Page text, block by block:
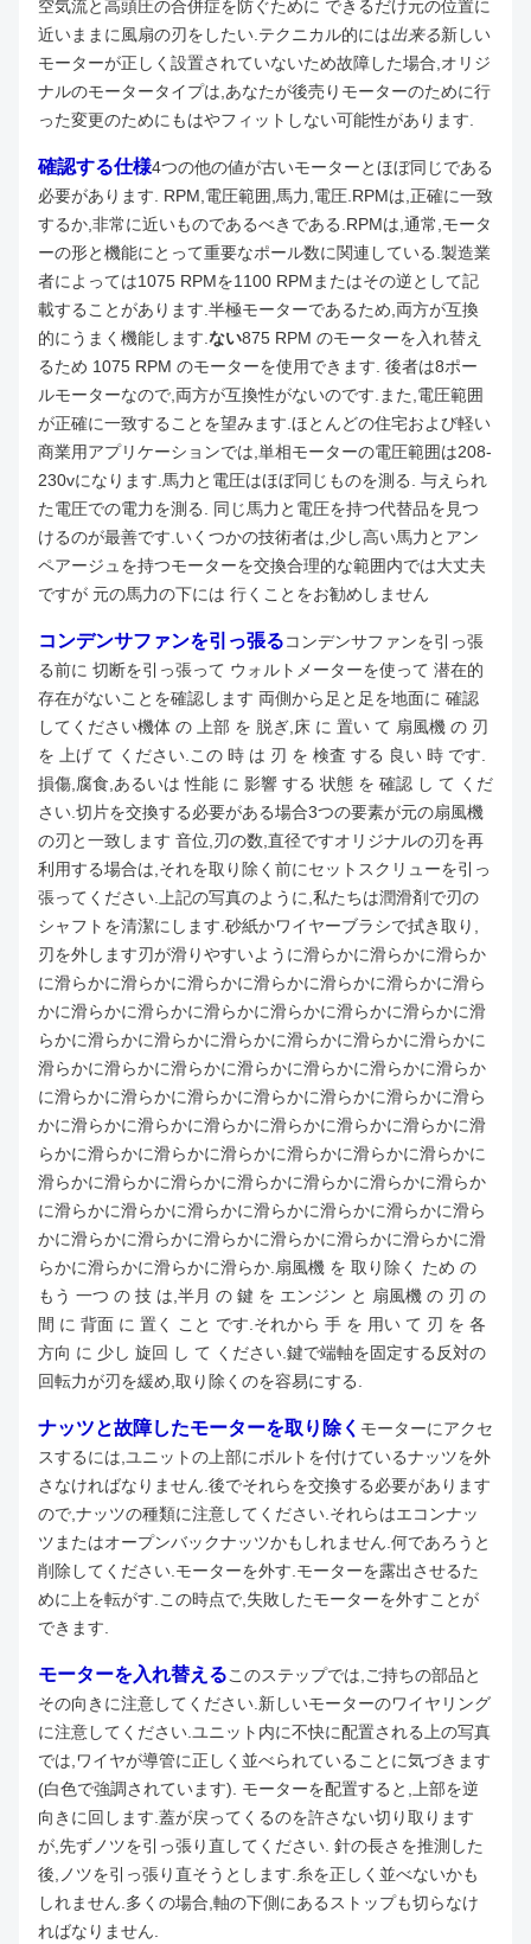
空気流と高頭圧の合併症を防ぐために できるだけ元の位置に
近いままに風扇の刃をしたい. テクニカル的には出来る新しい
モーターが正しく設置されていないため故障した場合,オリジ
ナルのモータータイプは,あなたが後売りモーターのために行
った変更のためにもはやフィットしない可能性があります.
確認する仕様4つの他の値が古いモーターとほぼ同じである
必要があります. RPM,電圧範囲,馬力,電圧. RPMは,正確に一致
するか,非常に近いものであるべきである.RPMは,通常,モータ
ーの形と機能にとって重要なポール数に関連している.製造業
者によっては1075 RPMを1100 RPMまたはその逆として記
載することがあります.半極モーターであるため,両方が互換
的にうまく機能します. ない875 RPM のモーターを入れ替え
るため 1075 RPM のモーターを使用できます. 後者は8ポー
ルモーターなので,両方が互換性がないのです. また,電圧範囲
が正確に一致することを望みます.ほとんどの住宅および軽い
商業用アプリケーションでは,単相モーターの電圧範囲は208-
230vになります. 馬力と電圧はほぼ同じものを測る. 与えられ
た電圧での電力を測る. 同じ馬力と電圧を持つ代替品を見つ
けるのが最善です.いくつかの技術者は,少し高い馬力とアン
ペアージュを持つモーターを交換合理的な範囲内では大丈夫
ですが 元の馬力の下には 行くことをお勧めしません
コンデンサファンを引っ張るコンデンサファンを引っ張
る前に 切断を引っ張って ウォルトメーターを使って 潜在的
存在がないことを確認します 両側から足と足を地面に 確認
してください機体 の 上部 を 脱ぎ,床 に 置い て 扇風機 の 刃
を 上げ て ください.この 時 は 刃 を 検査 する 良い 時 です.
損傷,腐食,あるいは 性能 に 影響 する 状態 を 確認 し て くだ
さい.切片を交換する必要がある場合3つの要素が元の扇風機
の刃と一致します 音位,刃の数,直径ですオリジナルの刃を再
利用する場合は,それを取り除く前にセットスクリューを引っ
張ってください.上記の写真のように,私たちは潤滑剤で刃の
シャフトを清潔にします.砂紙かワイヤーブラシで拭き取り,
刃を外します刃が滑りやすいように滑らかに滑らかに滑らか
に滑らかに滑らかに滑らかに滑らかに滑らかに滑らかに滑ら
かに滑らかに滑らかに滑らかに滑らかに滑らかに滑らかに滑
らかに滑らかに滑らかに滑らかに滑らかに滑らかに滑らかに
滑らかに滑らかに滑らかに滑らかに滑らかに滑らかに滑らか
に滑らかに滑らかに滑らかに滑らかに滑らかに滑らかに滑ら
かに滑らかに滑らかに滑らかに滑らかに滑らかに滑らかに滑
らかに滑らかに滑らかに滑らかに滑らかに滑らかに滑らかに
滑らかに滑らかに滑らかに滑らかに滑らかに滑らかに滑らか
に滑らかに滑らかに滑らかに滑らかに滑らかに滑らかに滑ら
かに滑らかに滑らかに滑らかに滑らかに滑らかに滑らかに滑
らかに滑らかに滑らかに滑らか. 扇風機 を 取り除く ため の
もう 一つ の 技 は,半月 の 鍵 を エンジン と 扇風機 の 刃 の
間 に 背面 に 置く こと です.それから 手 を 用い て 刃 を 各
方向 に 少し 旋回 し て ください.鍵で端軸を固定する反対の
回転力が刃を緩め,取り除くのを容易にする.
ナッツと故障したモーターを取り除く モーターにアクセ
スするには,ユニットの上部にボルトを付けているナッツを外
さなければなりません.後でそれらを交換する必要があります
ので,ナッツの種類に注意してください.それらはエコンナッ
ツまたはオープンバックナッツかもしれません.何であろうと
削除してください. モーターを外す.モーターを露出させるた
めに上を転がす.この時点で,失敗したモーターを外すことが
できます.
モーターを入れ替えるこのステップでは,ご持ちの部品と
その向きに注意してください.新しいモーターのワイヤリング
に注意してください.ユニット内に不快に配置される上の写真
では,ワイヤが導管に正しく並べられていることに気づきます
(白色で強調されています). モーターを配置すると,上部を逆
向きに回します.蓋が戻ってくるのを許さない切り取ります
が,先ずノツを引っ張り直してください. 針の長さを推測した
後,ノツを引っ張り直そうとします.糸を正しく並べないかも
しれません.多くの場合,軸の下側にあるストップも切らなけ
ればなりません.